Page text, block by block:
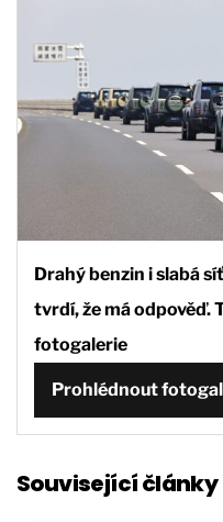
Drahý benzin i slabá
tvrdí, že má odpověď.
fotogalerie
Prohlédnout
Související články